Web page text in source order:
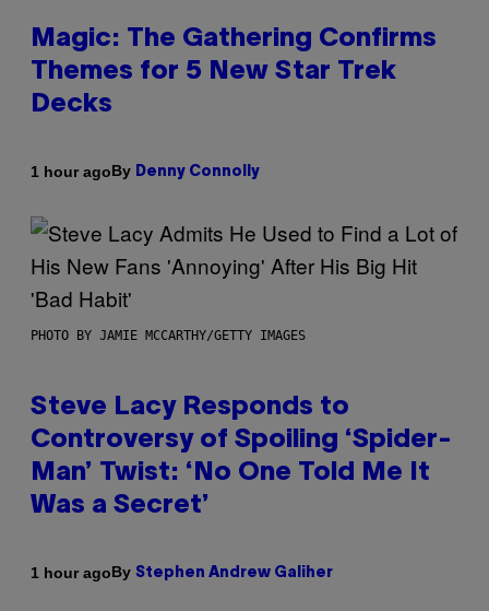
Magic: The Gathering Confirms
Themes for 5 New Star Trek
Decks
1 hour agoBy Denny Connolly
PHOTO BY JAMIE MCCARTHY/GETTY IMAGES
Steve Lacy Responds to
Controversy of Spoiling ‘Spider-
Man’ Twist: ‘No One Told Me It
Was a Secret’
1 hour agoBy Stephen Andrew Galiher